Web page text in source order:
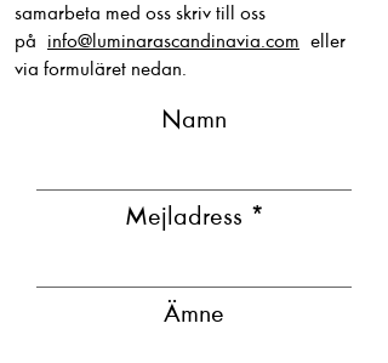
samarbeta med oss skriv till oss
på info@luminarascandinavia.com eller
via formuläret nedan.
Namn
Mejladress
Ämne